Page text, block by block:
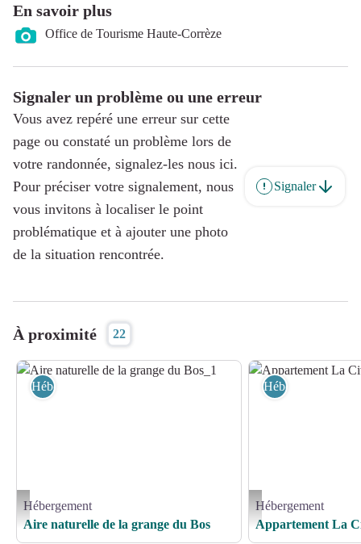
En savoir plus
Office de Tourisme Haute-Corrèze
Signaler un problème ou une erreur
Vous avez repéré une erreur sur cette
page ou constaté un problème lors de
votre randonnée, signalez-les nous ici.
Pour préciser votre signalement, nous
vous invitons à localiser le point
problématique et à ajouter une photo
de la situation rencontrée.
Signaler
À proximité 22
Aire naturelle de la grange du Bos_1 - Aire naturelle de la grange du Bos
Hébergement
Hébergement
Aire naturelle de la grange du Bos
Appartement La
Hébergement
Hébergement
Appartement La